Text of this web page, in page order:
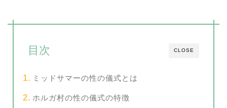
CLOSE
目次
ミッドサマーの性の儀式とは
ホルガ村の性の儀式の特徴